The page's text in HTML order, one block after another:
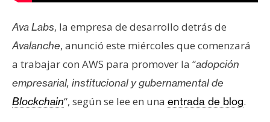
m
a
s
R
Ava Labs, la empresa de desarrollo detrás de
Avalanche, anunció este miércoles que comenzará
a trabajar con AWS para promover la “adopción
empresarial, institucional y gubernamental de
Blockchain“, según se lee en una entrada de blog.